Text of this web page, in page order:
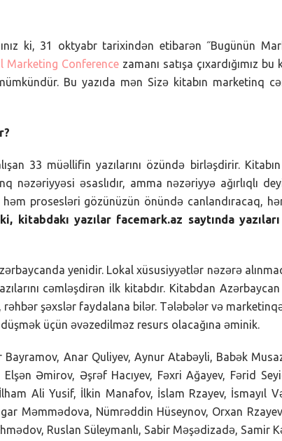
ki, 31 oktyabr tarixindən etibarən ˝Bugünün
Marketing Conference zamanı satışa çıxardığımız bu
Bu yazıda mən Sizə kitabın marketinq
33 müəllifin yazılarını özündə birləşdirir.
nəzəriyyəsi əsaslıdır, amma nəzəriyyə ağırlıqlı
prosesləri gözünüzün önündə canlandıracaq,
kitabdakı yazılar facemark.az saytında
yenidir. Lokal xüsusiyyətlər nəzərə
cəmləşdirən ilk kitabdır. Kitabdan
rəhbər şəxslər faydalana bilər. Tələbələr və
üçün əvəzedilməz resurs olacağına əminik.
Anar Quliyev, Aynur Atabəyli, Babək
Elşən Əmirov, Əşrəf Hacıyev, Fəxri Ağayev, Fərid
Ali Yusif, İlkin Manafov, İslam Rzayev, İsmayıl
Məmmədova, Nümrəddin Hüseynov, Orxan
Ruslan Süleymanlı, Sabir Məşədizadə, Samir